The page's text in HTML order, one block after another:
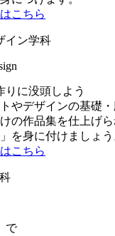
こちら
イン学科
りに没頭しよう
やデザインの基礎・
の作品集を仕上げ
を身に付けましょう
こちら
で